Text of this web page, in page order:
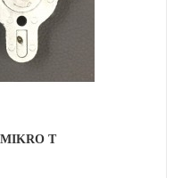
MIKRO T